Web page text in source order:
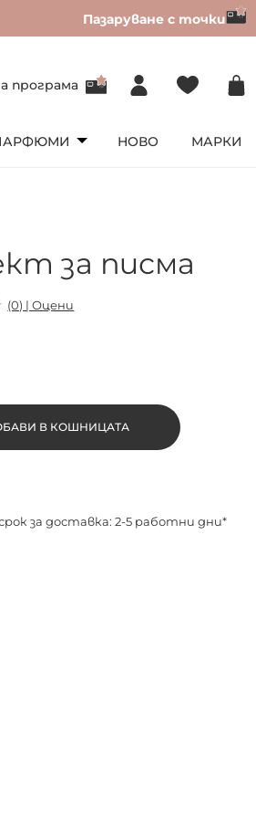
Пазаруване с точки
програма
НОВО МАРКИ
за писма
(0) | Оцени
В КОШНИЦАТА
за доставка: 2-5 работни дни*